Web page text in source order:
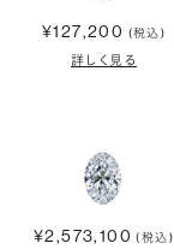
¥127,200 (税込)
詳しく見る
¥2,573,100 (税込)